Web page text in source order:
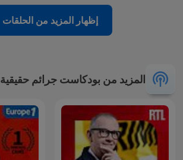
إظهار المزيد من الحلقات
المزيد من بودكاست جرائم حقيقية